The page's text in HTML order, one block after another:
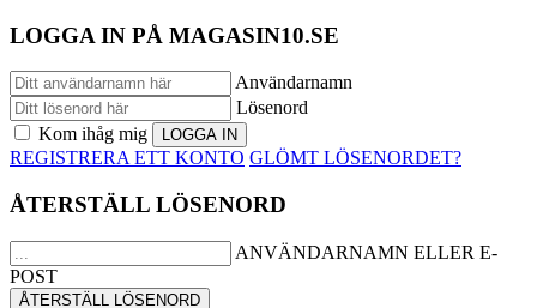
LOGGA IN PÅ MAGASIN10.SE
Användarnamn
Lösenord
Kom ihåg mig
REGISTRERA ETT KONTO GLÖMT LÖSENORDET?
ÅTERSTÄLL LÖSENORD
ANVÄNDARNAMN ELLER E-
POST